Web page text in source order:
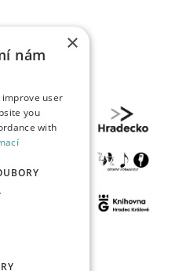
×
nám
improve user
you
with